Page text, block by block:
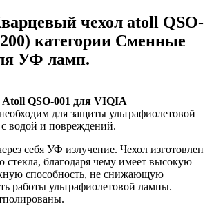
чехол atoll QSO-
категории Сменные
УФ ламп.
QSO-001 для VIQIA
для защиты ультрафиолетовой
водой и повреждений.
себя УФ излучение. Чехол изготовлен
стекла, благодаря чему имеет высокую
способность, не снижающую
работы ультрафиолетовой лампы.